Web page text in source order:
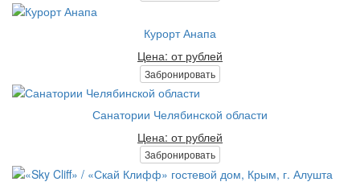
Курорт Анапа
Цена: от рублей
Забронировать
Санатории Челябинской области
Цена: от рублей
Забронировать